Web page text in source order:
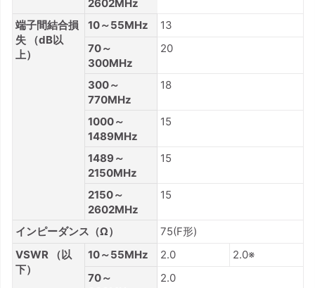
2602MHz
端子間結合損
失 （dB以
上）
10～55MHz
13
70～
300MHz
20
300～
770MHz
18
1000～
1489MHz
15
1489～
2150MHz
15
2150～
2602MHz
15
インピーダンス（Ω）
75(F形)
VSWR （以
下）
10～55MHz 2.0
2.0※
70～
2.0